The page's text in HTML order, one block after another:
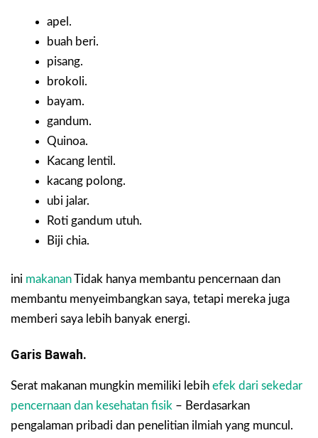
apel.
buah beri.
pisang.
brokoli.
bayam.
gandum.
Quinoa.
Kacang lentil.
kacang polong.
ubi jalar.
Roti gandum utuh.
Biji chia.
ini makananTidak hanya membantu pencernaan dan
membantu menyeimbangkan saya, tetapi mereka juga
memberi saya lebih banyak energi.
Garis Bawah.
Serat makanan mungkin memiliki lebih efek dari sekedar
pencernaan dan kesehatan fisik – Berdasarkan
pengalaman pribadi dan penelitian ilmiah yang muncul.